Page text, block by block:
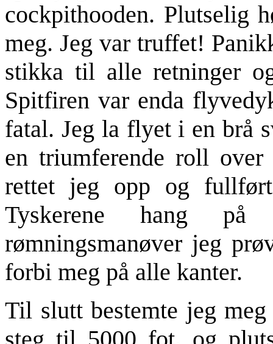
cockpithooden. Plutselig
meg. Jeg var truffet!
stikka til alle retninger
Spitfiren var enda
fatal. Jeg la flyet i en brå
en triumferende roll over
rettet jeg opp og
Tyskerene hang
rømningsmanøver jeg
forbi meg på alle kanter.
Til slutt bestemte jeg